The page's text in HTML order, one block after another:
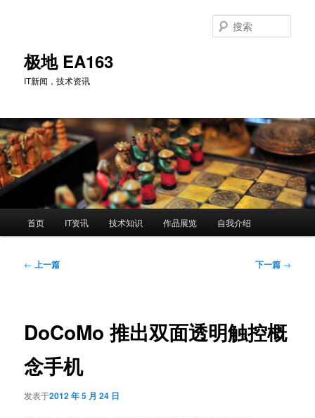
极地 EA163
IT新闻，技术资讯
索
首页 IT资讯 技术知识 作品展览 自我介绍
文
← 上一篇 下一篇 →
DoCoMo 推出双面透明触控概
念手机
发表于2012 年 5 月 24 日